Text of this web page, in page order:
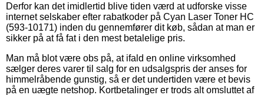
Derfor kan det imidlertid blive tiden værd at udforske visse
internet selskaber efter rabatkoder på Cyan Laser Toner HC
(593-10171) inden du gennemfører dit køb, sådan at man er
sikker på at få fat i den mest betalelige pris.
Man må blot være obs på, at ifald en online virksomhed
sælger deres varer til salg for en udsalgspris der anses for
himmelråbende gunstig, så er det undertiden være et bevis
på en uægte netshop. Kortbetalinger er trods alt omsluttet af